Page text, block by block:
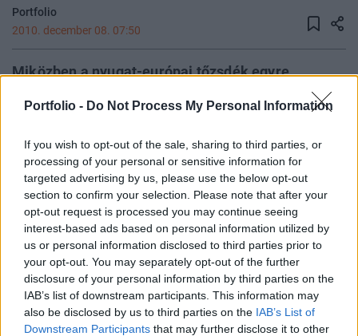
Portfolio - Do Not Process My Personal Information
If you wish to opt-out of the sale, sharing to third parties, or
processing of your personal or sensitive information for
targeted advertising by us, please use the below opt-out
section to confirm your selection. Please note that after your
opt-out request is processed you may continue seeing
interest-based ads based on personal information utilized by
us or personal information disclosed to third parties prior to
your opt-out. You may separately opt-out of the further
disclosure of your personal information by third parties on the
IAB’s list of downstream participants. This information may
also be disclosed by us to third parties on the IAB’s List of
Downstream Participants that may further disclose it to other
Portfolio
2010. december 08. 07:50
Miközben a nyugat-európai tőzsdék egyre
meredekebben emelkednek, és az elemzők szinte
egyöntetűen további részvényárfolyam-
menedzserei már kevésbé optimisták, nagy
volumenű részvényeladásokat hajtottak végre az
elmúlt hetekben, írja a Handelsblatt.
A 2011-re vonatkozó előrejelzések alapján a globális
fogyasztói hangulat javulásával a vállalatok árbevétele
tovább javulhat, a válság alatt végrehajtott hatékonyság-
javulás hatására pedig tovább javulhat a profitabilitás is.
Ez pedig további részvényárfolyam-emelkedést vetít előre,
egyes befektetési szakemberek szerint a részvény